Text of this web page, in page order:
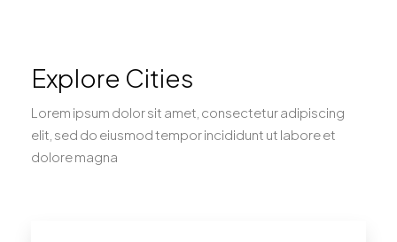
Explore Cities
Lorem ipsum dolor sit amet, consectetur adipiscing
elit, sed do eiusmod tempor incididunt ut labore et
dolore magna